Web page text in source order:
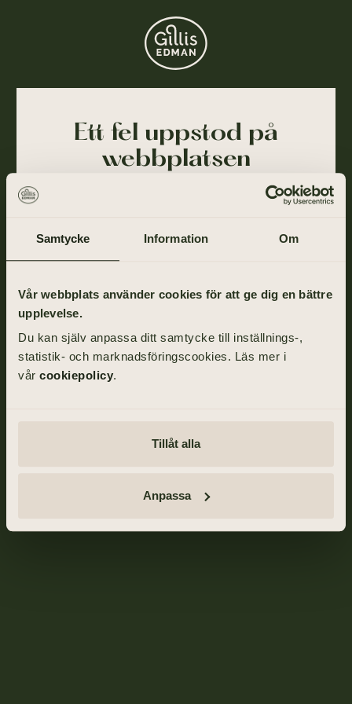
Samtycke Information Om
Vår webbplats använder cookies för att ge dig en bättre
upplevelse.
Du kan själv anpassa ditt samtycke till inställnings-,
statistik- och marknadsföringscookies. Läs mer i
vår cookiepolicy.
Tillåt alla
Anpassa
Ett fel uppstod på
webbplatsen
Ajdå! Vår webbplats stötte på ett tillfälligt fel och
rapporterat till oss och vi arbetar på att lösa det så
Gå tillbaka till startsidan om du vill fortsätta ditt
besök eller ring oss på
031-355 40 00
TILL STARTSIDAN